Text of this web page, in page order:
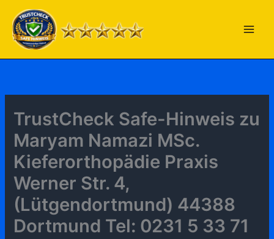
Inhalt
springen
TrustCheck Safe-Hinweis zu
Maryam Namazi MSc.
Kieferorthopädie Praxis
Werner Str. 4,
(Lütgendortmund) 44388
Dortmund Tel: 0231 5 33 71